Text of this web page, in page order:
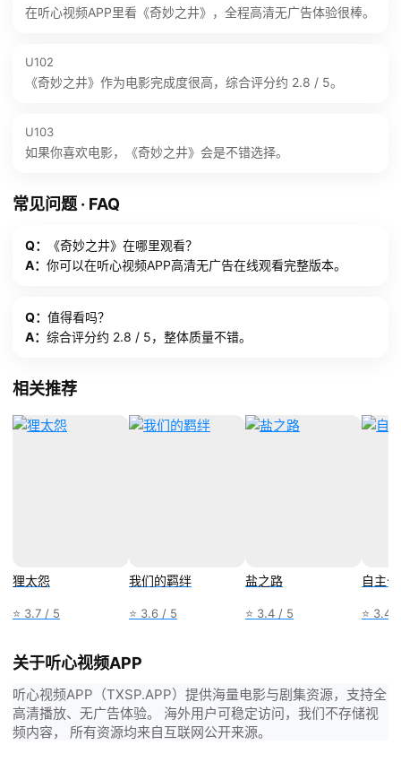
在听心视频APP里看《奇妙之井》，全程高清无广告体验很棒。
U102
《奇妙之井》作为电影完成度很高，综合评分约 2.8 / 5。
U103
如果你喜欢电影，《奇妙之井》会是不错选择。
常见问题 · FAQ
Q：
《奇妙之井》在哪里观看？
A： 你可以在听心视频APP高清无广告在线观看完整版本。
Q： 值得看吗？
A： 综合评分约 2.8 / 5，整体质量不错。
相关推荐
狸太怨
⭐ 3.7 / 5
我们的羁绊
⭐ 3.6 / 5
盐之路
⭐ 3.4 / 5
自主
⭐ 3.4
关于听心视频APP
听心视频APP（TXSP.APP）提供海量电影与剧集资源，支持全
高清播放、无广告体验。 海外用户可稳定访问，我们不存储视
频内容， 所有资源均来自互联网公开来源。